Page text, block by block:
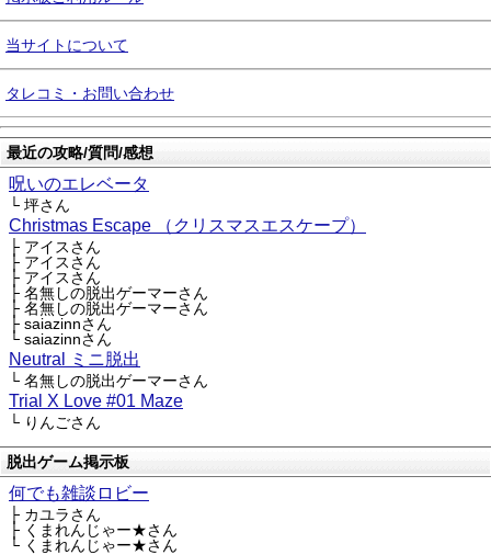
当サイトについて
タレコミ・お問い合わせ
最近の攻略/質問/感想
呪いのエレベータ
└ 坪さん
Christmas Escape （クリスマスエスケープ）
├ アイスさん
├ アイスさん
├ アイスさん
├ 名無しの脱出ゲーマーさん
├ 名無しの脱出ゲーマーさん
├ saiazinnさん
└ saiazinnさん
Neutral ミニ脱出
└ 名無しの脱出ゲーマーさん
Trial X Love #01 Maze
└ りんごさん
脱出ゲーム掲示板
何でも雑談ロビー
├ カユラさん
├ くまれんじゃー★さん
└ くまれんじゃー★さん